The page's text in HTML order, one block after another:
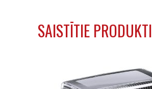
SAISTĪTIE PRODUKTI